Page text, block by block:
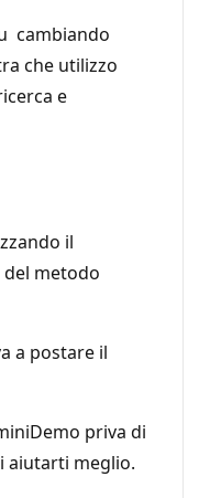
cambiando
che utilizzo
e
il
metodo
a postare il
priva di
aiutarti meglio.